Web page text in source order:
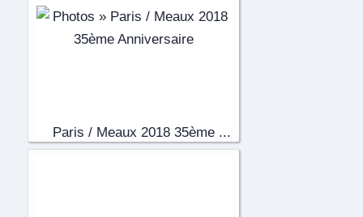
Paris / Meaux 2018 35ème ...